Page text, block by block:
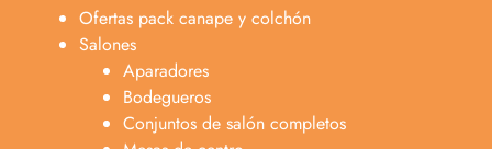
Ofertas pack canape y colchón
Salones
Aparadores
Bodegueros
Conjuntos de salón completos